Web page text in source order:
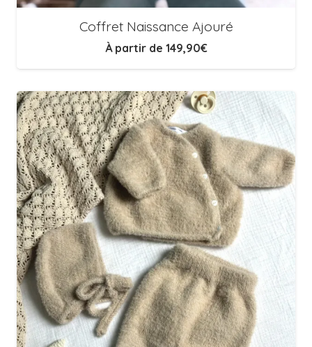
Coffret Naissance Ajouré
À partir de 149,90€